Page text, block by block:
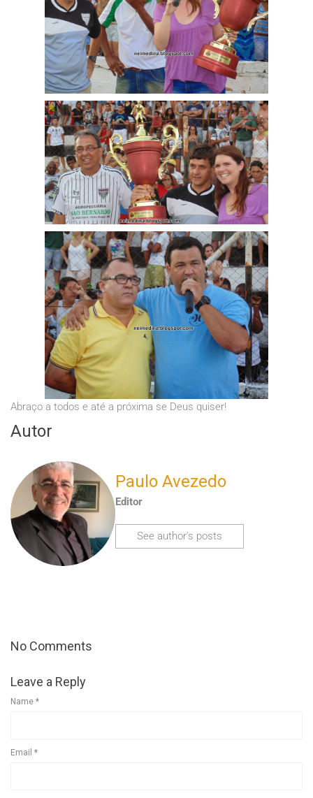
Abraço a todos e até a próxima se Deus quiser!
Autor
Paulo Avezedo
Editor
See author's posts
No Comments
Leave a Reply
Name *
Email *